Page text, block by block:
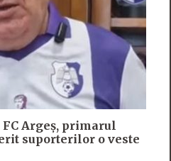
Argeș, primarul
suporterilor o veste